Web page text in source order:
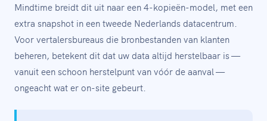
Mindtime breidt dit uit naar een 4-kopieën-model, met een
extra snapshot in een tweede Nederlands datacentrum.
Voor vertalersbureaus die bronbestanden van klanten
beheren, betekent dit dat uw data altijd herstelbaar is —
vanuit een schoon herstelpunt van vóór de aanval —
ongeacht wat er on-site gebeurt.